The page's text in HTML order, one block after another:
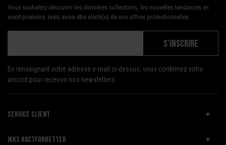
Vous souhaitez découvrir les dernières collections, les nouvelles tendances en
avant-première, mais aussi être alerté(e) de nos offres promotionnelles
S'INSCRIRE
En renseignant votre adresse e-mail ci-dessus, vous confirmez votre
accord pour recevoir nos newsletters.
SERVICE CLIENT
IKKS #ACTFORBETTER